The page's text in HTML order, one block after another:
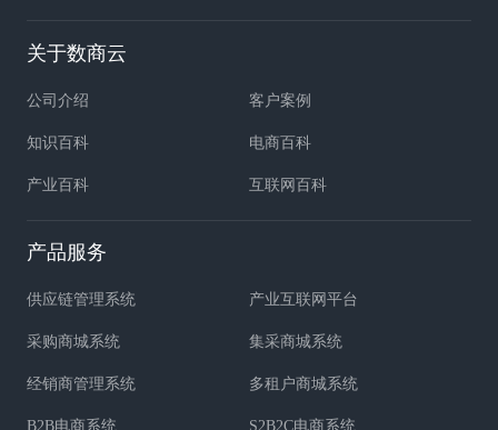
关于数商云
公司介绍 客户案例
知识百科 电商百科
产业百科 互联网百科
产品服务
供应链管理系统 产业互联网平台
采购商城系统 集采商城系统
经销商管理系统 多租户商城系统
B2B电商系统 S2B2C电商系统